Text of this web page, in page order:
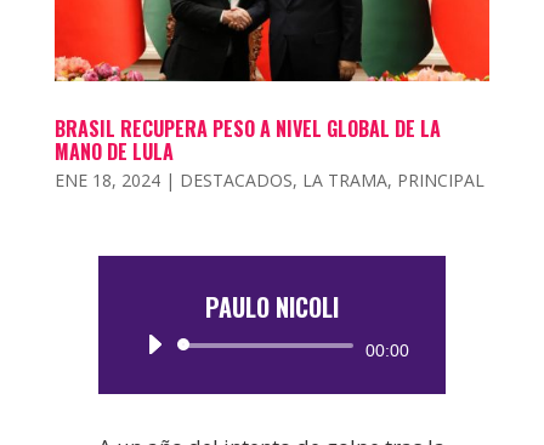
BRASIL RECUPERA PESO A NIVEL GLOBAL DE LA
MANO DE LULA
ENE 18, 2024| DESTACADOS, LA TRAMA, PRINCIPAL
PAULO NICOLI
Reproductor
00:00